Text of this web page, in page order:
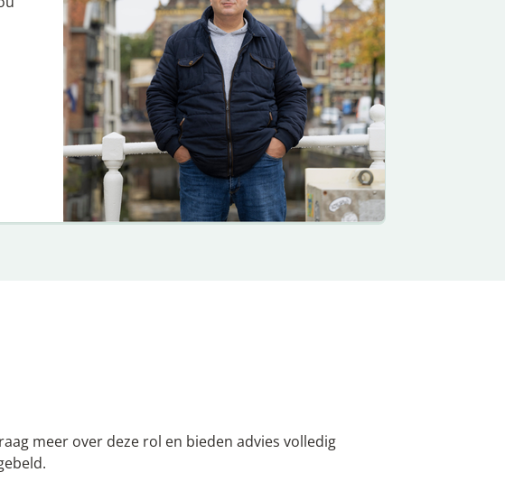
meer over deze rol en bieden advies volledig